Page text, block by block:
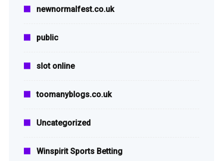
newnormalfest.co.uk
public
slot online
toomanyblogs.co.uk
Uncategorized
Winspirit Sports Betting